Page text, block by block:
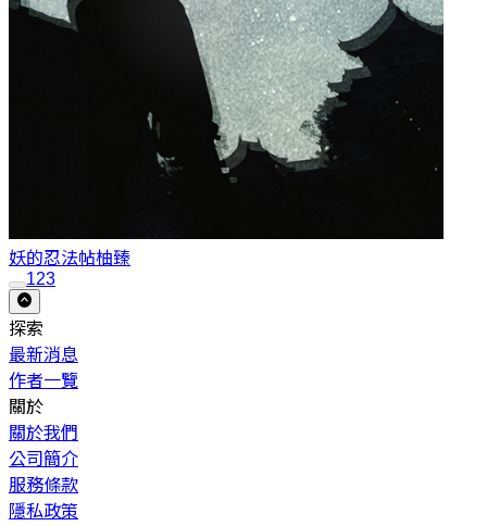
妖的忍法帖柚臻
123
探索
最新消息
作者一覽
關於
關於我們
公司簡介
服務條款
隱私政策